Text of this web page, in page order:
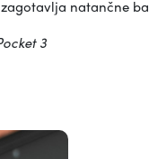
zagotavlja natančne
3